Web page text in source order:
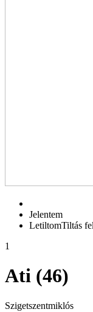
Jelentem
LetiltomTiltás
1
Ati (46)
Szigetszentmiklós